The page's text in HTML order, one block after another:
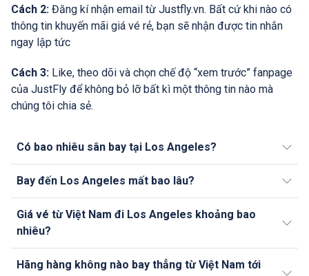
Cách 2: Đăng kí nhận email từ Justfly.vn. Bất cứ khi nào có
thông tin khuyến mãi giá vé rẻ, bạn sẽ nhận được tin nhắn
ngay lập tức
Cách 3: Like, theo dõi và chọn chế độ “xem trước” fanpage
của JustFly để không bỏ lỡ bất kì một thông tin nào mà
chúng tôi chia sẻ.
Có bao nhiêu sân bay tại Los Angeles?
Bay đến Los Angeles mất bao lâu?
Giá vé từ Việt Nam đi Los Angeles khoảng bao
nhiêu?
Hãng hàng không nào bay thẳng từ Việt Nam tới